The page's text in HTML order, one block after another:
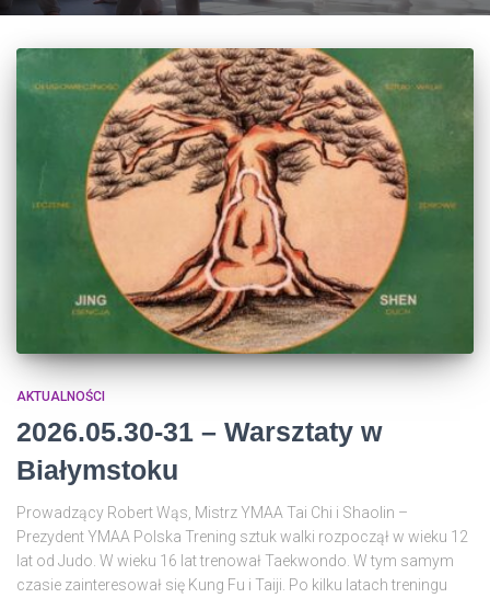
AKTUALNOŚCI
2026.05.30-31 – Warsztaty w
Białymstoku
Prowadzący Robert Wąs, Mistrz YMAA Tai Chi i Shaolin –
Prezydent YMAA Polska Trening sztuk walki rozpoczął w wieku 12
lat od Judo. W wieku 16 lat trenował Taekwondo. W tym samym
czasie zainteresował się Kung Fu i Taiji. Po kilku latach treningu